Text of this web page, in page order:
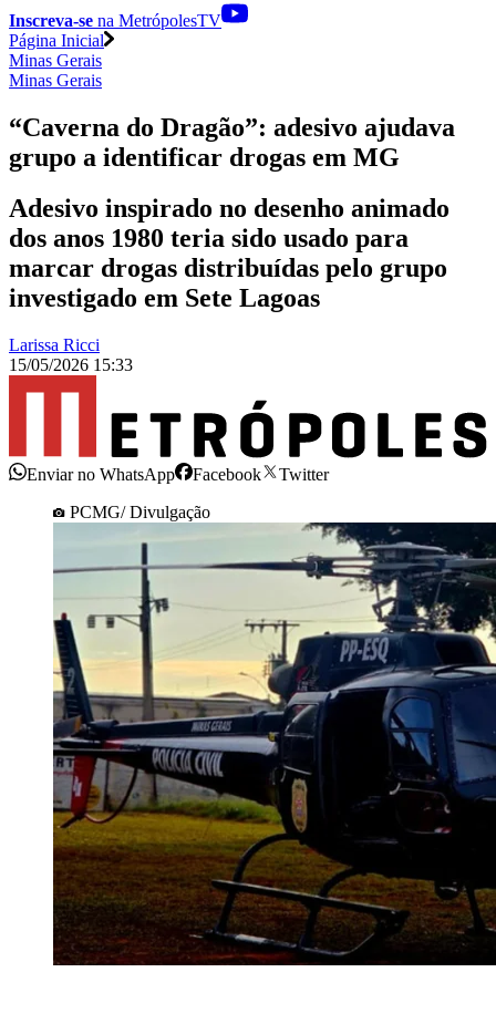
Inscreva-se na MetrópolesTV
Página Inicial
Minas Gerais
Minas Gerais
“Caverna do Dragão”: adesivo ajudava
grupo a identificar drogas em MG
Adesivo inspirado no desenho animado
dos anos 1980 teria sido usado para
marcar drogas distribuídas pelo grupo
investigado em Sete Lagoas
Larissa Ricci
15/05/2026 15:33
Enviar no WhatsApp Facebook
Twitter
PCMG/ Divulgação